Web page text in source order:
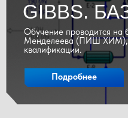
GIBBS.
Обучение проводится
Менделеева (ПИШ ХИМ),
квалификации.
Подробнее